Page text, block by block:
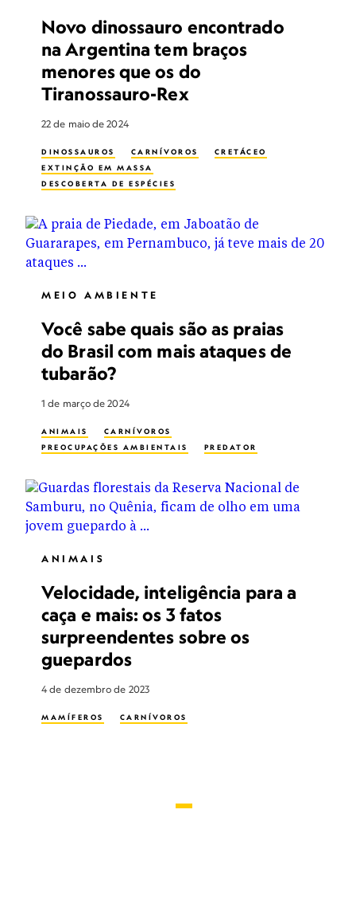
Novo dinossauro encontrado
na Argentina tem braços
menores que os do
Tiranossauro-Rex
22 de maio de 2024
DINOSSAUROS CARNÍVOROS
CRETÁCEO
EXTINÇÃO EM MASSA
DESCOBERTA DE ESPÉCIES
MEIO AMBIENTE
Você sabe quais são as praias
do Brasil com mais ataques de
tubarão?
1 de março de 2024
ANIMAIS
CARNÍVOROS
PREOCUPAÇÕES AMBIENTAIS
PREDATOR
ANIMAIS
Velocidade, inteligência para a
caça e mais: os 3 fatos
surpreendentes sobre os
guepardos
4 de dezembro de 2023
MAMÍFEROS CARNÍVOROS